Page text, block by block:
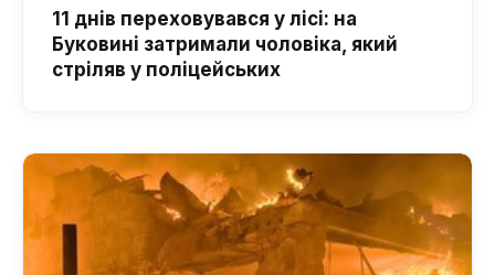
11 днів переховувався у лісі: на
Буковині затримали чоловіка, який
стріляв у поліцейських